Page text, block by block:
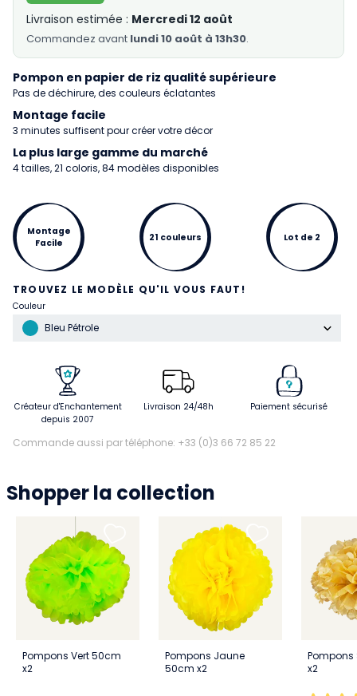
Pompon en papier de riz qualité supérieure
Pas de déchirure, des couleurs éclatantes
Montage facile
3 minutes suffisent pour créer votre décor
La plus large gamme du marché
4 tailles, 21 coloris, 84 modèles disponibles
TROUVEZ LE MODÈLE QU'IL VOUS FAUT!
Couleur
Bleu Pétrole
Livraison estimée : Mercredi 12 août
Commandez avant lundi 10 août à 13h30.
Montage
Facile
21 couleurs Lot de 2
Créateur d'Enchantement
depuis 2007
Livraison 24/48h Paiement sécurisé
Commande aussi par téléphone: +33 (0)3 66 72 85 22
Shopper la collection
Pompons Vert 50cm
x2
Pompons Jaune
50cm x2
x2